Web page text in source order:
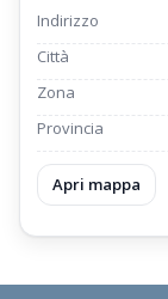
Indirizzo
Città
Zona
Provincia
Apri mappa